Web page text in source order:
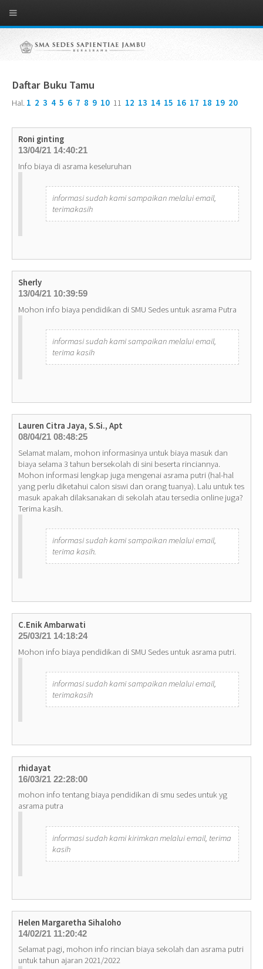
Daftar Buku Tamu
Hal. 1 2 3 4 5 6 7 8 9 10 11 12 13 14 15 16 17 18 19 20
Roni ginting
13/04/21 14:40:21
Info biaya di asrama keseluruhan
informasi sudah kami sampaikan melalui email,
terimakasih
Sherly
13/04/21 10:39:59
Mohon info biaya pendidikan di SMU Sedes untuk asrama Putra
informasi sudah kami sampaikan melalui email,
terima kasih
Lauren Citra Jaya, S.Si., Apt
08/04/21 08:48:25
Selamat malam, mohon informasinya untuk biaya masuk dan
biaya selama 3 tahun bersekolah di sini beserta rinciannya.
Mohon informasi lengkap juga mengenai asrama putri (hal-hal
yang perlu diketahui calon siswi dan orang tuanya). Lalu untuk tes
masuk apakah dilaksanakan di sekolah atau tersedia online juga?
Terima kasih.
informasi sudah kami sampaikan melalui email,
terima kasih.
C.Enik Ambarwati
25/03/21 14:18:24
Mohon info biaya pendidikan di SMU Sedes untuk asrama putri.
informasi sudah kami sampaikan melalui email,
terimakasih
rhidayat
16/03/21 22:28:00
mohon info tentang biaya pendidikan di smu sedes untuk yg
asrama putra
informasi sudah kami kirimkan melalui email, terima
kasih
Helen Margaretha Sihaloho
14/02/21 11:20:42
Selamat pagi, mohon info rincian biaya sekolah dan asrama putri
untuk tahun ajaran 2021/2022